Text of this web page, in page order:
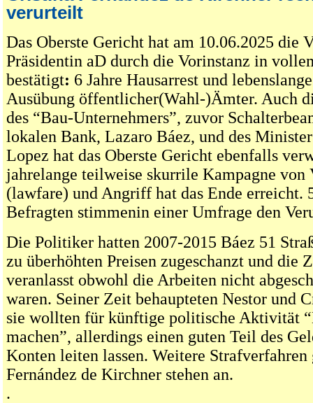
verurteilt
Das Oberste Gericht hat am 10.06.2025 die
Präsidentin aD durch die Vorinstanz in
bestätigt: 6 Jahre Hausarrest und
Ausübung öffentlicher(Wahl-)Ämter. Auch
des “Bau-Unternehmers”, zuvor
lokalen Bank, Lazaro Báez, und des
Lopez hat das Oberste Gericht ebenfalls
jahrelange teilweise skurrile Kampagne von
(lawfare) und Angriff hat das Ende erreicht.
Befragten stimmenin einer Umfrage den
Die Politiker hatten 2007-2015 Báez 51
zu überhöhten Preisen zugeschanzt und die
veranlasst obwohl die Arbeiten nicht
waren. Seiner Zeit behaupteten Nestor und
sie wollten für künftige politische Aktivität
machen”, allerdings einen guten Teil des
Konten leiten lassen. Weitere Strafverfahren
Fernández de Kirchner stehen an.
.